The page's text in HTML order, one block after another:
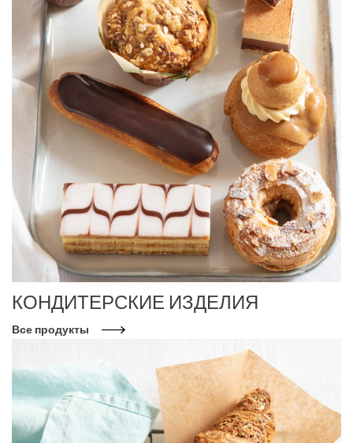
КОНДИТЕРСКИЕ ИЗДЕЛИЯ
Все продукты